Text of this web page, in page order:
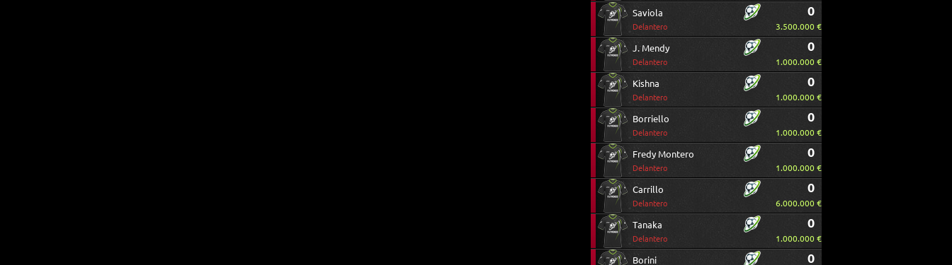
Saviola
Delantero
0
3.500.000 €
J. Mendy
Delantero
0
1.000.000 €
Kishna
Delantero
0
1.000.000 €
Borriello
Delantero
0
1.000.000 €
Fredy Montero
Delantero
0
1.000.000 €
Carrillo
Delantero
0
6.000.000 €
Tanaka
Delantero
0
1.000.000 €
Borini 0